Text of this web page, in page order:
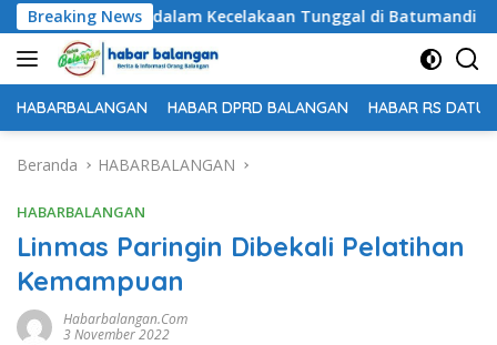
Langsung
ke
konten
Breaking News
Dunia dalam Kecelakaan Tunggal di Batumandi
HABARBALANGAN HABAR DPRD BALANGAN HABAR RS DATU
Beranda HABARBALANGAN
HABARBALANGAN
Linmas Paringin Dibekali Pelatihan
Kemampuan
Habarbalangan.com
3 November 2022